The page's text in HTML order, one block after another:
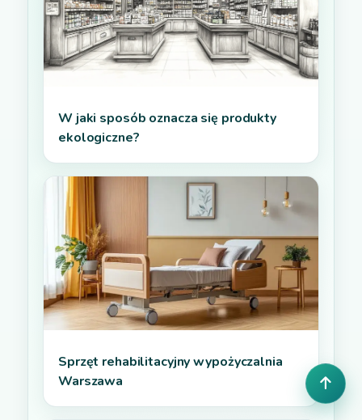
W jaki sposób oznacza się produkty
ekologiczne?
Sprzęt rehabilitacyjny wypożyczalnia
Warszawa